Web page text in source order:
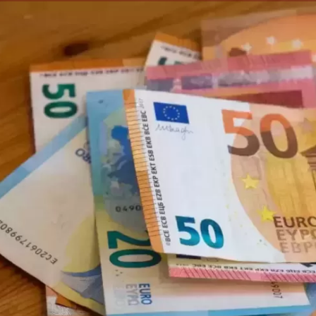
الكاتبة إلهام شرشر تهنئ الرئيس
السيسي بعيد ميلاده وتُشيد بجهوده
في بناء الدولة
رسالتى لآخر الزمان «محطة الضبعة
النووية»... من الحلم إلى التنفيذ